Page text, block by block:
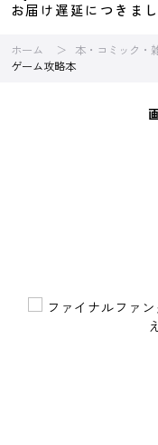
お届け遅延につきま
ホーム 本・コミック・
ゲーム攻略本